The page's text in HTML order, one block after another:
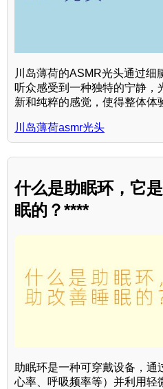
川岛薄荷的ASMR光头通过细
听众感受到一种独特的宁静，
新和纯粹的感觉，使得整体体
川岛薄荷asmr光头
什么是助眠环，它
眠的？****
助眠环是一种可穿戴设备，通
心率、呼吸频率等）并利用轻